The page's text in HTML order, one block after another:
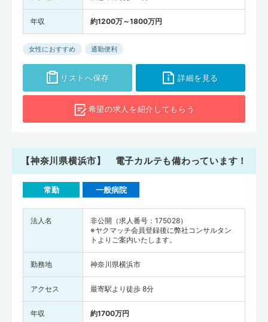
年収 約1200万～1800万円
女性におすすめ 通勤便利
リストへ保存 詳細を見る
希望の求人を紹介してもらう
【神奈川県横浜市】 電子カルテも備わっています！
常勤 一般病院
法人名
非公開（求人番号：175028）
※ヤクマッチ会員登録後に弊社コンサルタン
トよりご案内いたします。
勤務地 神奈川県横浜市
アクセス 最寄駅より徒歩 8分
年収 約1700万円